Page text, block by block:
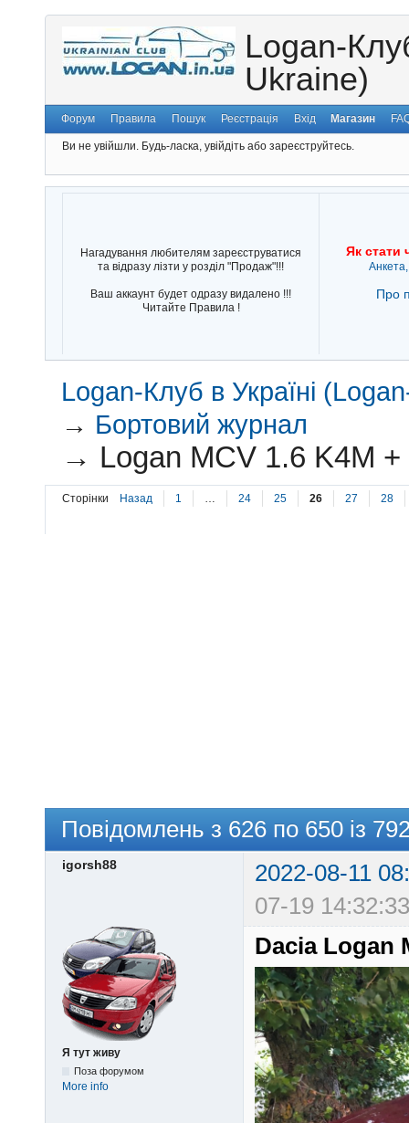
Logan-
Ukraine)
Форум Правила Пошук Реєстрація Вхід Магазин
Ви не увійшли. Будь-ласка, увійдіть або зареєструйтесь.
Нагадування любителям зареєструватися
та відразу лізти у розділ "Продаж"!!!
Ваш аккаунт будет одразу видалено !!!
Читайте Правила !
Як стати
Про
Logan-Клуб в Україні
→ Бортовий журнал
→ Logan MCV 1.6 K4M
Сторінки Назад 1 24 25 26 27 28
Повідомлень з 626 по 650 із
igorsh88
2022-08-11
07-19
Я тут живу
Поза форумом
More info
Dacia Logan